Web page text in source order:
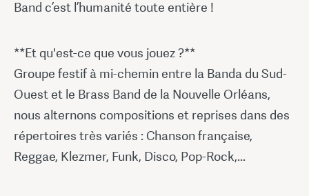
Band c’est l’humanité toute entière !
**Et qu'est-ce que vous jouez ?**
Groupe festif à mi-chemin entre la Banda du Sud-
Ouest et le Brass Band de la Nouvelle Orléans,
nous alternons compositions et reprises dans des
répertoires très variés : Chanson française,
Reggae, Klezmer, Funk, Disco, Pop-Rock,...